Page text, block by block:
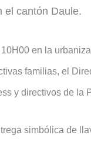
el cantón Daule.
en la
familias, el
y directivos de la
simbólica de